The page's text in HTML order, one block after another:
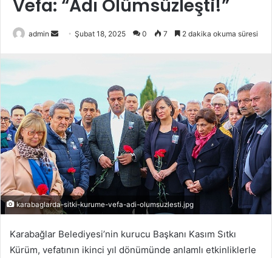
Vefa: “Adı Ölümsüzleşti!”
admin
e
p
o
s
t
a
g
ö
n
e
r
Şubat 18, 2025 0 7 2 dakika okuma süresi
karabaglarda-sitki-kurume-vefa-adi-olumsuzlesti.jpg
Karabağlar Belediyesi’nin kurucu Başkanı Kasım Sıtkı
Kürüm, vefatının ikinci yıl dönümünde anlamlı etkinliklerle